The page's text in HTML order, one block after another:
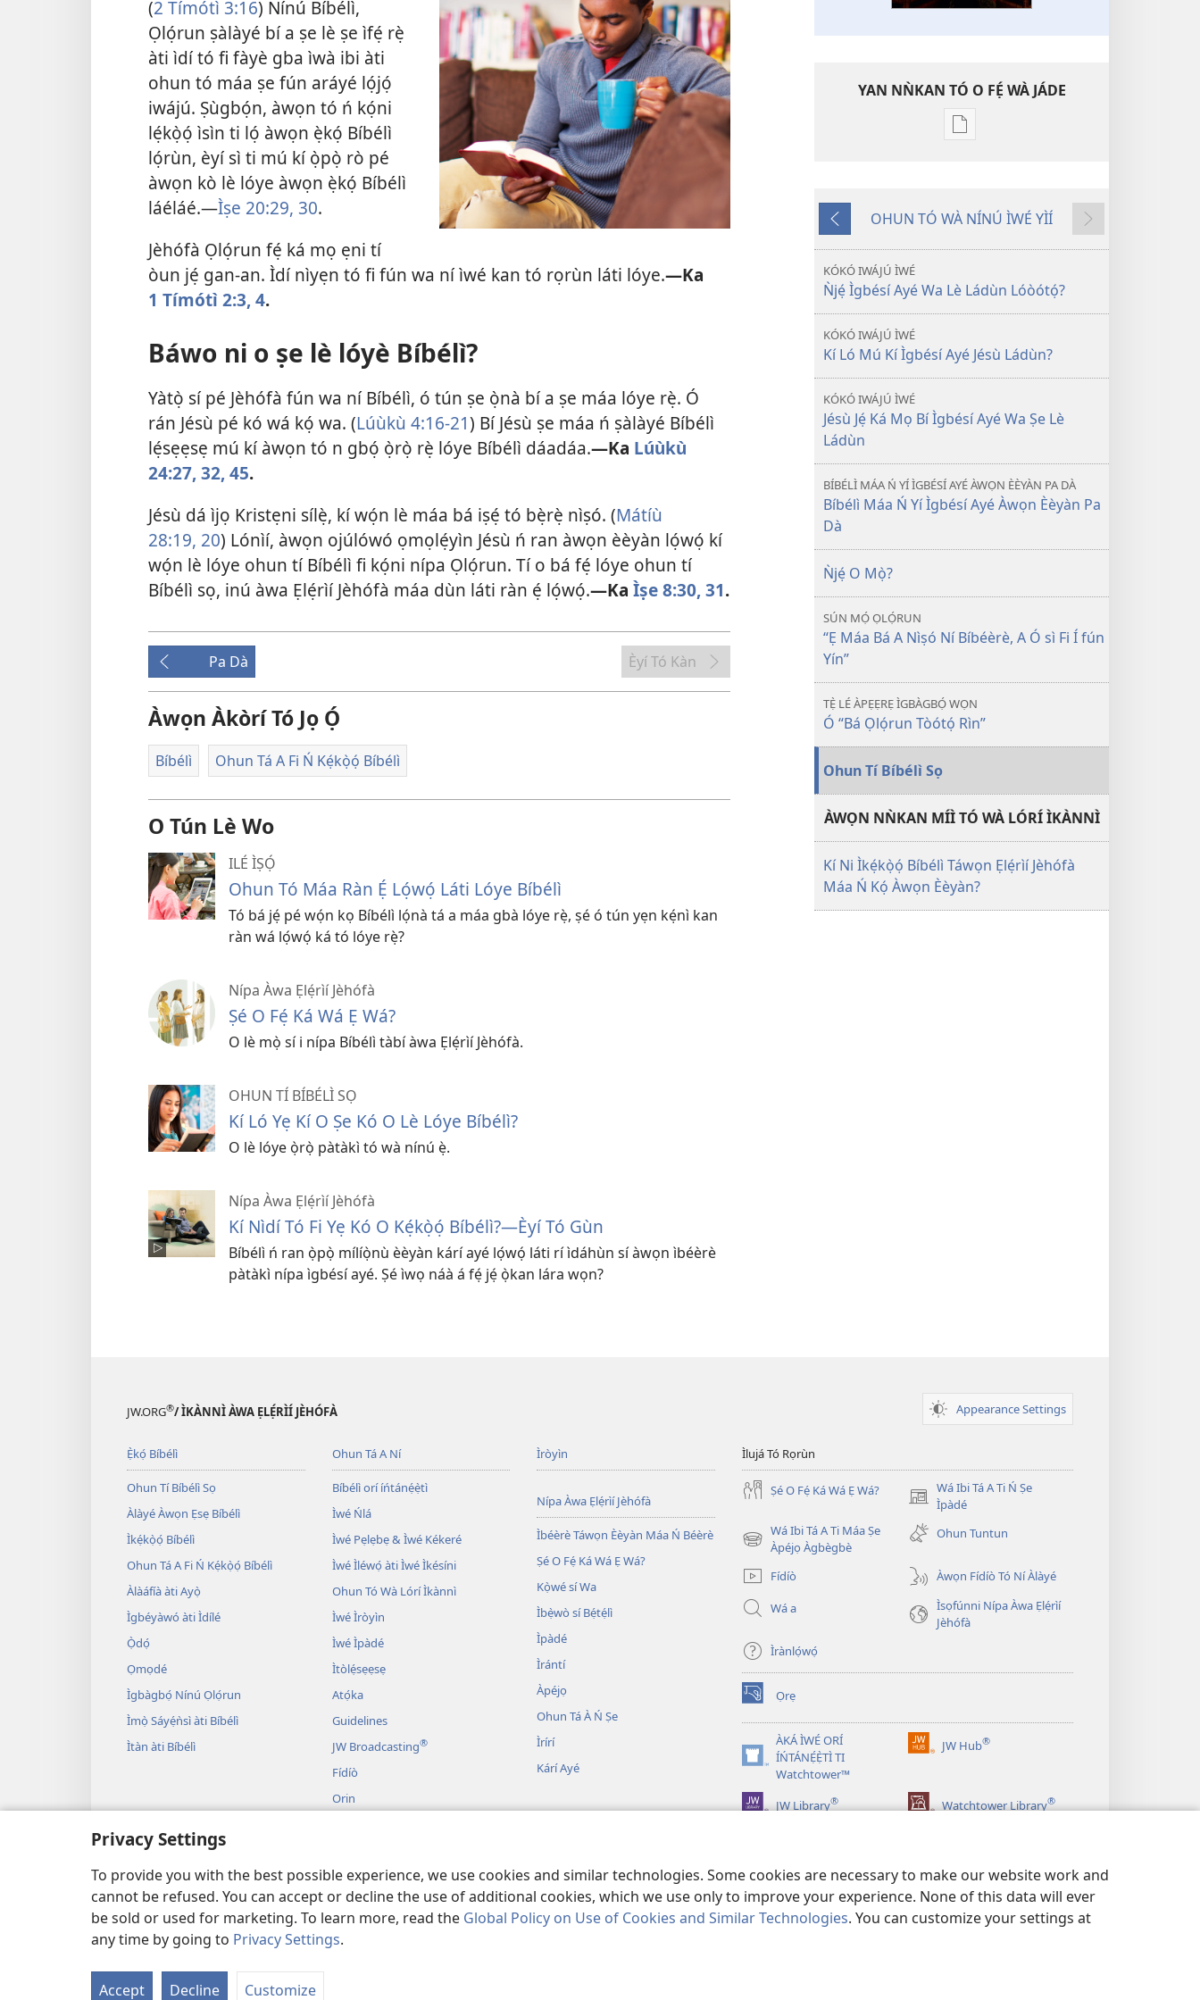
Privacy Settings
To provide you with the best possible experience, we use cookies and similar technologies. Some cookies are necessary to make our website work and
cannot be refused. You can accept or decline the use of additional cookies, which we use only to improve your experience. None of this data will ever
be sold or used for marketing. To learn more, read the Global Policy on Use of Cookies and Similar Technologies. You can customize your settings at
any time by going to Privacy Settings.
Accept Decline Customize
(2 Tímótì 3:16) Nínú Bíbélì,
Ọlọ́run ṣàlàyé bí a ṣe lè ṣe ìfẹ́ rẹ̀
àti ìdí tó fi fàyè gba ìwà ibi àti
ohun tó máa ṣe fún aráyé lọ́jọ́
iwájú. Ṣùgbọ́n, àwọn tó ń kọ́ni
lẹ́kọ̀ọ́ ìsìn ti lọ́ àwọn ẹ̀kọ́ Bíbélì
lọ́rùn, èyí sì ti mú kí ọ̀pọ̀ rò pé
àwọn kò lè lóye àwọn ẹ̀kọ́ Bíbélì
láéláé.—Ìṣe 20:29, 30.
Jèhófà Ọlọ́run fẹ́ ká mọ ẹni tí
òun jẹ́ gan-an. Ìdí nìyẹn tó fi fún wa ní ìwé kan tó rọrùn láti lóye.—Ka
1 Tímótì 2:3, 4.
Báwo ni o ṣe lè lóyè Bíbélì?
Yàtọ̀ sí pé Jèhófà fún wa ní Bíbélì, ó tún ṣe ọ̀nà bí a ṣe máa lóye rẹ̀. Ó
rán Jésù pé kó wá kọ́ wa. (Lúùkù 4:16-21) Bí Jésù ṣe máa ń ṣàlàyé Bíbélì
lẹ́sẹẹsẹ mú kí àwọn tó n gbọ́ ọ̀rọ̀ rẹ̀ lóye Bíbélì dáadáa.—Ka Lúùkù
24:27,32,45.
Jésù dá ìjọ Kristẹni sílẹ̀, kí wọ́n lè máa bá iṣẹ́ tó bẹ̀rẹ̀ nìṣó. (Mátíù
28:19, 20) Lónìí, àwọn ojúlówó ọmọlẹ́yìn Jésù ń ran àwọn èèyàn lọ́wọ́ kí
wọ́n lè lóye ohun tí Bíbélì fi kọ́ni nípa Ọlọ́run. Tí o bá fẹ́ lóye ohun tí
Bíbélì sọ, inú àwa Ẹlẹ́rìí Jèhófà máa dùn láti ràn ẹ́ lọ́wọ́.—Ka Ìṣe 8:30, 31.
Pa Dà Èyí Tó Kàn
Àwọn Àkòrí Tó Jọ Ọ́
Bíbélì Ohun Tá A Fi Ń Kẹ́kọ̀ọ́ Bíbélì
O Tún Lè Wo
ILÉ ÌṢỌ́
Ohun Tó Máa Ràn Ẹ́ Lọ́wọ́ Láti Lóye Bíbélì
Tó bá jẹ́ pé wọ́n kọ Bíbélì lọ́nà tá a máa gbà lóye rẹ̀, ṣé ó tún yẹn kẹ́nì kan
ràn wá lọ́wọ́ ká tó lóye rẹ̀?
Nípa Àwa Ẹlẹ́rìí Jèhófà
Ṣé O Fẹ́ Ká Wá Ẹ Wá?
O lè mọ̀ sí i nípa Bíbélì tàbí àwa Ẹlẹ́rìí Jèhófà.
OHUN TÍ BÍBÉLÌ SỌ
Kí Ló Yẹ Kí O Ṣe Kó O Lè Lóye Bíbélì?
O lè lóye ọ̀rọ̀ pàtàkì tó wà nínú ẹ̀.
Nípa Àwa Ẹlẹ́rìí Jèhófà
Kí Nìdí Tó Fi Yẹ Kó O Kẹ́kọ̀ọ́ Bíbélì?—Èyí Tó Gùn
Bíbélì ń ran ọ̀pọ̀ mílíọ̀nù èèyàn kárí ayé lọ́wọ́ láti rí ìdáhùn sí àwọn ìbéèrè
pàtàkì nípa ìgbésí ayé. Ṣé ìwọ náà á fẹ́ jẹ́ ọ̀kan lára wọn?
YAN NǸKAN TÓ O FẸ́ WÀ JÁDE
Bó
wa
ILÉ
Pa
Dà
OHUN TÓ WÀ NÍNÚ ÌWÉ YÌÍ
Èyí
Tó
KÓKÓ IWÁJÚ ÌWÉ
Ǹjẹ́ Ìgbésí Ayé Wa Lè Ládùn Lóòótọ́?
KÓKÓ IWÁJÚ ÌWÉ
Kí Ló Mú Kí Ìgbésí Ayé Jésù Ládùn?
KÓKÓ IWÁJÚ ÌWÉ
Jésù Jẹ́ Ká Mọ Bí Ìgbésí Ayé Wa Ṣe Lè
Ládùn
BÍBÉLÌ MÁA Ń YÍ ÌGBÉSÍ AYÉ ÀWỌN ÈÈYÀN PA DÀ
Bíbélì Máa Ń Yí Ìgbésí Ayé Àwọn Èèyàn Pa
Dà
Ǹjẹ́ O Mọ̀?
SÚN MỌ́ ỌLỌ́RUN
“Ẹ Máa Bá A Nìṣó Ní Bíbéèrè, A Ó sì Fi Í fún
Yín”
TẸ̀ LÉ ÀPẸẸRẸ ÌGBÀGBỌ́ WỌN
Ó “Bá Ọlọ́run Tòótọ́ Rìn”
Ohun Tí Bíbélì Sọ
ÀWỌN NǸKAN MÍÌ TÓ WÀ LÓRÍ ÌKÀNNÌ
Kí Ni Ìkẹ́kọ̀ọ́ Bíbélì Táwọn Ẹlẹ́rìí Jèhófà
Máa Ń Kọ́ Àwọn Èèyàn?
JW.ORG®/ ÌKÀNNÌ ÀWA ẸLẸ́RÌÍ JÈHÓFÀ Appearance Settings
Ẹ̀kọ́ Bíbélì
Ohun Tí Bíbélì Sọ
Àlàyé Àwọn Ẹsẹ Bíbélì
Ìkẹ́kọ̀ọ́ Bíbélì
Ohun Tá A Fi Ń Kẹ́kọ̀ọ́ Bíbélì
Àlàáfíà àti Ayọ̀
Ìgbéyàwó àti Ìdílé
Ọ̀dọ́
Ọmọdé
Ìgbàgbọ́ Nínú Ọlọ́run
Ìmọ̀ Sáyẹ́ǹsì àti Bíbélì
Ìtàn àti Bíbélì
Ohun Tá A Ní
Bíbélì orí íńtánẹ́ẹ̀tì
Ìwé Ńlá
Ìwé Pẹlẹbẹ & Ìwé Kékeré
Ìwé Ìléwọ́ àti Ìwé Ìkésíni
Ohun Tó Wà Lórí Ìkànnì
Ìwé Ìròyìn
Ìwé Ìpàdé
Ìtòlẹ́sẹẹsẹ
Atọ́ka
Guidelines
JW Broadcasting®
Fídíò
Orin
Bíbélì Kíkà Bí Ẹni Ṣe Eré Ìtàn
Ìròyìn
Nípa Àwa Ẹlẹ́rìí Jèhófà
Ìbéèrè Táwọn Èèyàn Máa Ń Béèrè
Ṣé O Fẹ́ Ká Wá Ẹ Wá?
Kọ̀wé sí Wa
Ìbẹ̀wò sí Bẹ́tẹ́lì
Ìpàdé
Ìrántí
Àpéjọ
Ohun Tá À Ń Ṣe
Ìrírí
Kárí Ayé
Ìlujá Tó Rọrùn
Ṣé O Fẹ́ Ká Wá Ẹ Wá?
Wá Ibi Tá A Ti Ń Ṣe
Ìpàdé
(opens
new
window)
Wá Ibi Tá A Ti Máa Ṣe
Àpéjọ Àgbègbè
(opens
window)
Ohun Tuntun
Fídíò
Àwọn Fídíò Tó Ní Àlàyé
Wá a
Ìsọfúnni Nípa Àwa Ẹlẹ́rìí
Jèhófà
Ìrànlọ́wọ́
Ọrẹ
(opens
new
window)ÀKÁ ÌWÉ ORÍ
ÍŃTÁNẸ́Ẹ̀TÌ TI
Watchtower™
(opens
window)
JW Hub®
(opens
JW Library® Watchtower Library®
Copyright© 2026 Watch Tower Bible and Tract Society of Pennsylvania.